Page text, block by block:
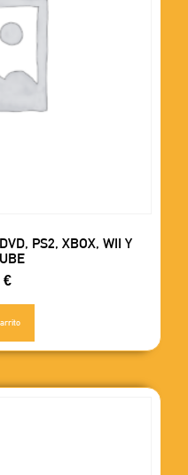
PS2, XBOX, WII Y
€